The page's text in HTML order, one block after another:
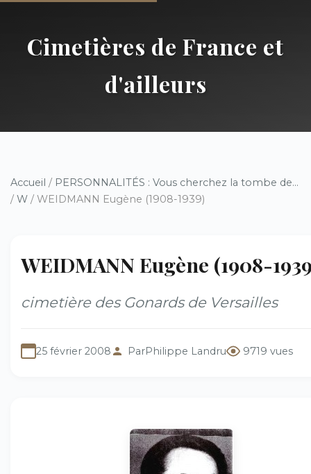
Cimetières de France et
d'ailleurs
Accueil / PERSONNALITÉS : Vous cherchez la tombe de...
/ W / WEIDMANN Eugène (1908-1939)
WEIDMANN Eugène (1908-
cimetière des Gonards de Versailles
25 février 2008 ParPhilippe Landru 9719 vues